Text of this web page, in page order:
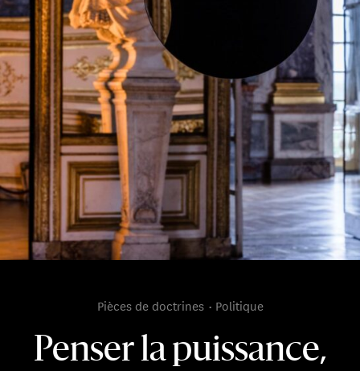
Penser la puissance,
Pièces de doctrines Politique